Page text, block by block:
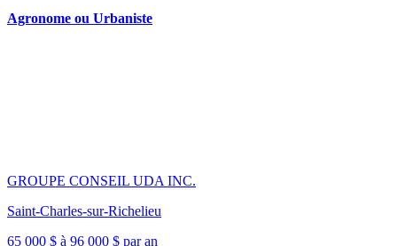
Agronome ou Urbaniste
GROUPE CONSEIL UDA INC.
Saint-Charles-sur-Richelieu
65 000 $ à 96 000 $ par an